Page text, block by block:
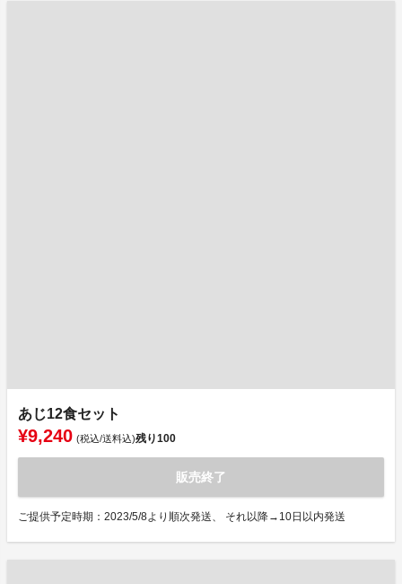
あじ12食セット
¥9,240 (税込/送料込)残り100
販売終了
ご提供予定時期：2023/5/8より順次発送、 それ以降→10日以内発送